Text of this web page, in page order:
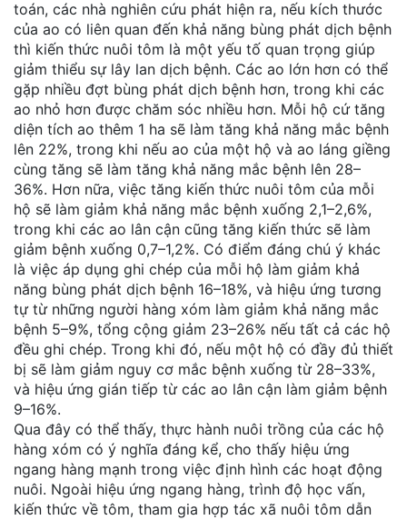
toán, các nhà nghiên cứu phát hiện ra, nếu kích thước
của ao có liên quan đến khả năng bùng phát dịch bệnh
thì kiến ​​thức nuôi tôm là một yếu tố quan trọng giúp
giảm thiểu sự lây lan dịch bệnh. Các ao lớn hơn có thể
gặp nhiều đợt bùng phát dịch bệnh hơn, trong khi các
ao nhỏ hơn được chăm sóc nhiều hơn. Mỗi hộ cứ tăng
diện tích ao thêm 1 ha sẽ làm tăng khả năng mắc bệnh
lên 22%, trong khi nếu ao của một hộ và ao láng giềng
cùng tăng sẽ làm tăng khả năng mắc bệnh lên 28–
36%. Hơn nữa, việc tăng kiến ​​thức nuôi tôm của mỗi
hộ sẽ làm giảm khả năng mắc bệnh xuống 2,1–2,6%,
trong khi các ao lân cận cũng tăng kiến thức sẽ làm
giảm bệnh xuống 0,7–1,2%. Có điểm đáng chú ý khác
là việc áp dụng ghi chép của mỗi hộ làm giảm khả
năng bùng phát dịch bệnh 16–18%, và hiệu ứng tương
tự từ những người hàng xóm làm giảm khả năng mắc
bệnh 5–9%, tổng cộng giảm 23–26% nếu tất cả các hộ
đều ghi chép. Trong khi đó, nếu một hộ có đầy đủ thiết
bị sẽ làm giảm nguy cơ mắc bệnh xuống từ 28–33%,
và hiệu ứng gián tiếp từ các ao lân cận làm giảm bệnh
9–16%.
Qua đây có thể thấy, thực hành nuôi trồng của các hộ
hàng xóm có ý nghĩa đáng kể, cho thấy hiệu ứng
ngang hàng mạnh trong việc định hình các hoạt động
nuôi. Ngoài hiệu ứng ngang hàng, trình độ học vấn,
kiến ​​thức về tôm, tham gia hợp tác xã nuôi tôm dẫn